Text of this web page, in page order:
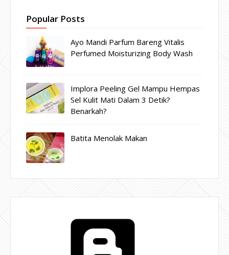
Popular Posts
Ayo Mandi Parfum Bareng Vitalis
Perfumed Moisturizing Body Wash
Implora Peeling Gel Mampu Hempas
Sel Kulit Mati Dalam 3 Detik?
Benarkah?
Batita Menolak Makan